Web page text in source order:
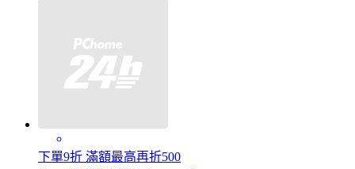
下單9折 滿額最高再折500